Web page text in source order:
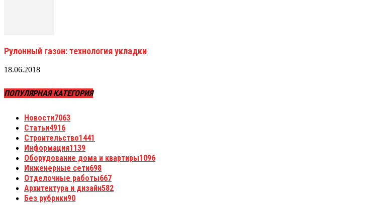
Рулонный газон: технология укладки
18.06.2018
ПОПУЛЯРНАЯ КАТЕГОРИЯ
Новости7063
Статьи4916
Строительство1441
Информация1139
Оборудование дома и квартиры1096
Инженерные сети698
Отделочные работы667
Архитектура и дизайн582
Без рубрики90